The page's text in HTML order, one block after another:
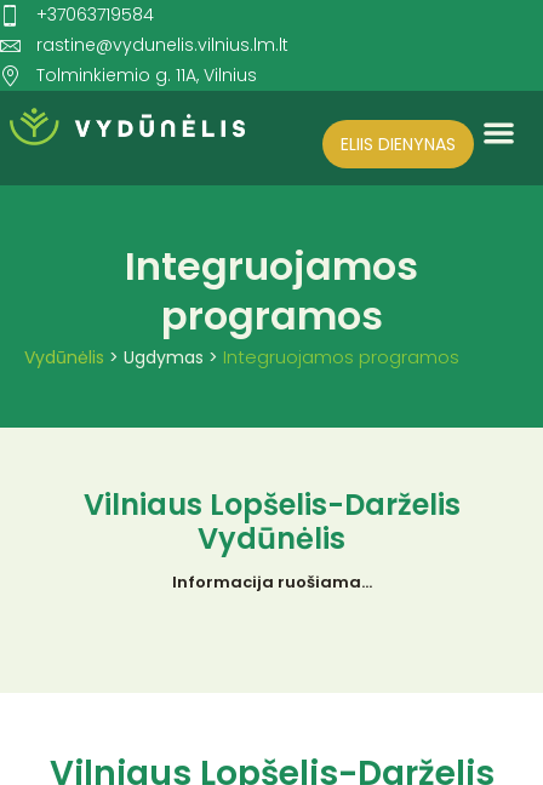
+37063719584
rastine@vydunelis.vilnius.lm.lt
Tolminkiemio g. 11A, Vilnius
ELIIS DIENYNAS
Integruojamos
programos
Vydūnėlis > Ugdymas > Integruojamos programos
Vilniaus Lopšelis-Darželis
Vydūnėlis
Informacija ruošiama…
Vilniaus Lopšelis-Darželis